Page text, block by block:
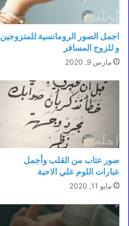
اجمل الصور الرومانسية للمتزوجين
و للزوج المسافر
مارس 9, 2020
صور عتاب من القلب وأجمل
عبارات اللوم علي الاحبة
مايو 11, 2020